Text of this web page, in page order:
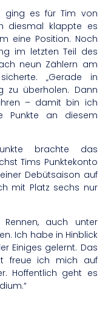
ging es für Tim von
diesmal klappte es
eine Position. Noch
im letzten Teil des
neun Zählern am
„Gerade in
zu überholen. Dann
– damit bin ich
Punkte an diesem
brachte das
Tims Punktekonto
Debütsaison auf
mit Platz sechs nur
auch unter
Ich habe in Hinblick
Einiges gelernt. Das
freue ich mich auf
Hoffentlich geht es